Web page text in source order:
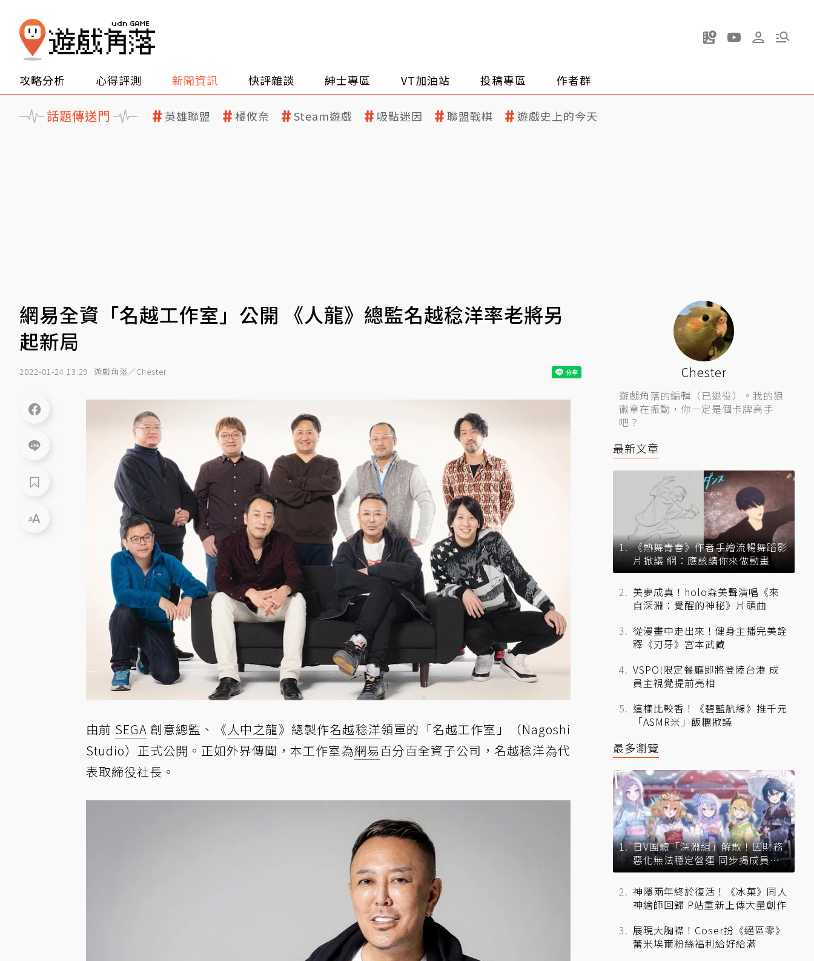
攻略分析 心得評測 新聞資訊 快評雜談 紳士專區 VT加油站 投稿專區 作者群
話題傳送門 英雄聯盟 橘攸奈 Steam遊戲 吸點迷因 聯盟戰棋 遊戲史上的今天
網易全資「名越工作室」公開 《人龍》總監名越稔洋率老將另
起新局
2022-01-24 13:29 遊戲角落／Chester
由前 SEGA 創意總監、《 人中之龍》總製作名越稔洋領軍的「名越工作室」（Nagoshi
Studio）正式公開。正如外界傳聞，本工作室為網易百分百全資子公司，名越稔洋為代
表取締役社長。
Chester
遊戲角落的編輯（已退役）。我的狼
徽章在振動，你一定是個卡牌高手
吧？
最新文章
《熱舞青春》作者手繪流暢舞蹈影
片掀議 網：應該請你來做動畫
美夢成真！holo森美聲演唱《來
自深淵：覺醒的神秘》片頭曲
從漫畫中走出來！健身主播完美詮
釋《刃牙》宮本武藏
VSPO!限定餐廳即將登陸台港 成
員主視覺提前亮相
這樣比較香！《碧藍航線》推千元
「ASMR米」飯糰掀議
最多瀏覽
日V團體「深淵組」解散！因財務
惡化無法穩定營運 同步揭成員未
來去向
神隱兩年終於復活！《冰菓》同人
神繪師回歸 P站重新上傳大量創作
展現大胸襟！Coser扮《絕區零》
蕾米埃爾粉絲福利給好給滿